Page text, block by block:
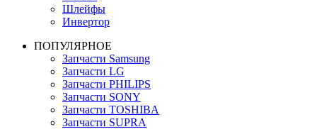
Шлейфы
Инвертор
ПОПУЛЯРНОЕ
Запчасти Samsung
Запчасти LG
Запчасти PHILIPS
Запчасти SONY
Запчасти TOSHIBA
Запчасти SUPRA